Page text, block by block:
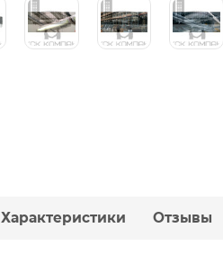
Характеристики Отзывы